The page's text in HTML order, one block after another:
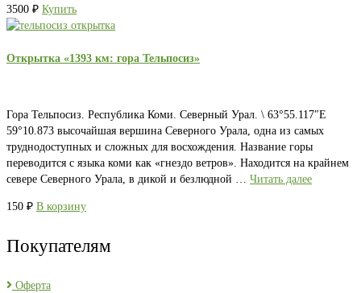
3500 ₽ Купить
Открытка «1393 км: гора Тельпосиз»
Гора Тельпосиз. Республика Коми. Северный Урал. \ 63°55.117″E
59°10.873 высочайшая вершина Северного Урала, одна из самых
труднодоступных и сложных для восхождения. Название горы
переводится с языка коми как «гнездо ветров». Находится на крайнем
севере Северного Урала, в дикой и безлюдной … Читать далее
150 ₽ В корзину
Покупателям
Оферта